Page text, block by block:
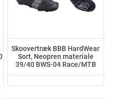
Skoovertræk BBB HardWear
Sort, Neopren materiale
39/40 BWS-04 Race/MTB